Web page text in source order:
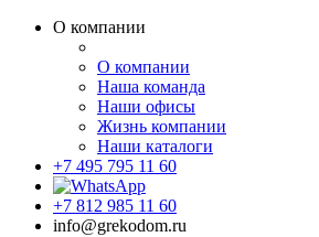
О компании
О компании
Наша команда
Наши офисы
Жизнь компании
Наши каталоги
+7 495 795 11 60
+7 812 985 11 60
info@grekodom.ru